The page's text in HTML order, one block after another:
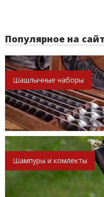
Популярное на
Шашлычные наборы
Шампуры и комлекты